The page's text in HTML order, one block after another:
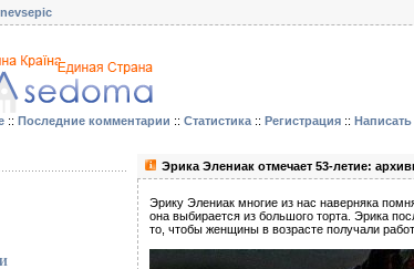
nevsepic
:: Последние комментарии :: Статистика :: Регистрация ::
Эрика Элениак отмечает 53-летие:
Эрику Элениак многие из нас наверняка
она выбирается из большого торта. Эрика
то, чтобы женщины в возрасте получали